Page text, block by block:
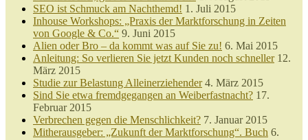
SEO ist Schmuck am Nachthemd! 1. Juli 2015
Inhouse Workshops: „Praxis der Marktforschung in Zeiten
von Google & Co.“ 9. Juni 2015
Alien oder Bro – da kommt was auf Sie zu! 6. Mai 2015
Anleitung: So verlieren Sie jetzt Kunden noch schneller 12.
März 2015
Studie zur Belastung Alleinerziehender 4. März 2015
Sind Sie etwa fremdgegangen an Weiberfastnacht? 17.
Februar 2015
Verbrechen gegen die Menschlichkeit? 7. Januar 2015
Mitherausgeber: „Zukunft der Marktforschung“. Buch 6.